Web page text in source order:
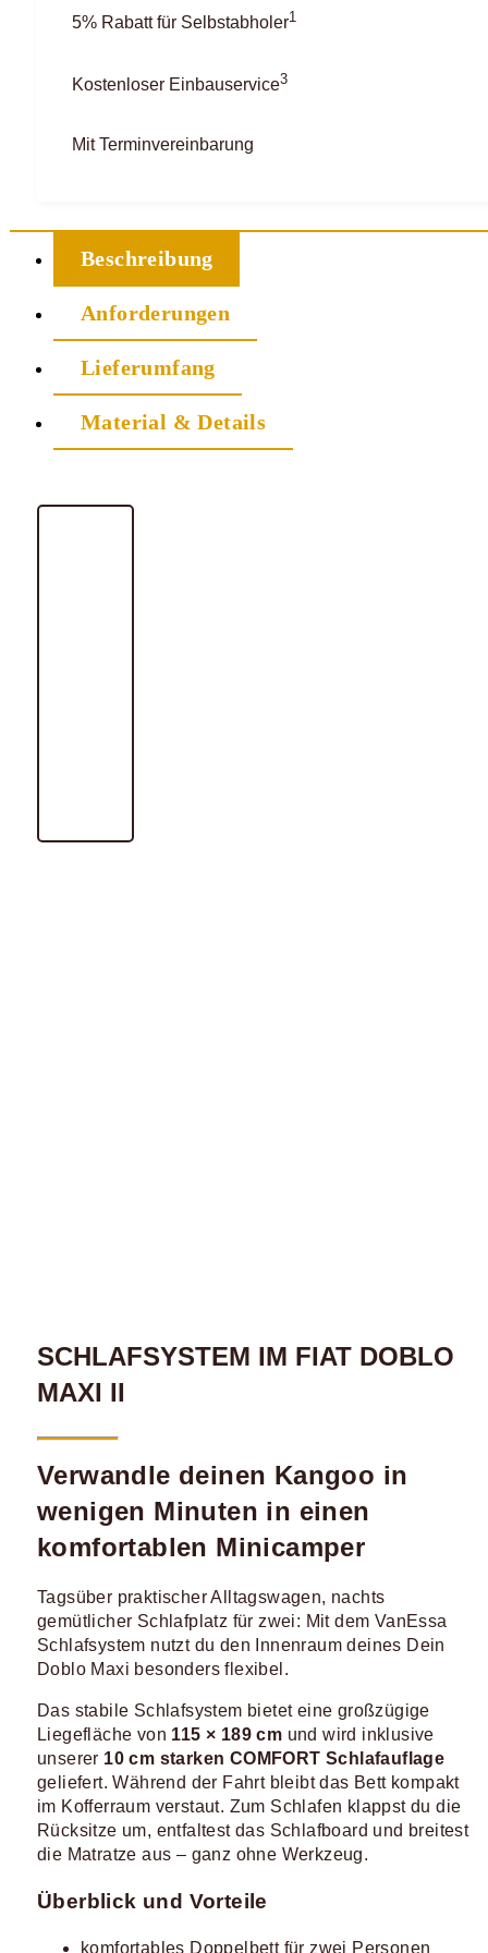
5% Rabatt für Selbstabholer1
Kostenloser Einbauservice3
Mit Terminvereinbarung
Beschreibung
Anforderungen
Lieferumfang
Material & Details
SCHLAFSYSTEM IM FIAT DOBLO
MAXI II
Verwandle deinen Kangoo in
wenigen Minuten in einen
komfortablen Minicamper
Tagsüber praktischer Alltagswagen, nachts
gemütlicher Schlafplatz für zwei: Mit dem VanEssa
Schlafsystem nutzt du den Innenraum deines Dein
Doblo Maxi besonders flexibel.
Das stabile Schlafsystem bietet eine großzügige
Liegefläche von 115 × 189 cm und wird inklusive
unserer 10 cm starken COMFORT Schlafauflage
geliefert. Während der Fahrt bleibt das Bett kompakt
im Kofferraum verstaut. Zum Schlafen klappst du die
Rücksitze um, entfaltest das Schlafboard und breitest
die Matratze aus – ganz ohne Werkzeug.
Überblick und Vorteile
komfortables Doppelbett für zwei Personen